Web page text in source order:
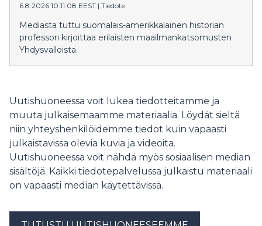
6.8.2026 10:11:08 EEST | Tiedote
Mediasta tuttu suomalais-amerikkalainen historian
professori kirjoittaa erilaisten maailmankatsomusten
Yhdysvalloista.
Uutishuoneessa voit lukea tiedotteitamme ja
muuta julkaisemaamme materiaalia. Löydät sieltä
niin yhteyshenkilöidemme tiedot kuin vapaasti
julkaistavissa olevia kuvia ja videoita.
Uutishuoneessa voit nähdä myös sosiaalisen median
sisältöjä. Kaikki tiedotepalvelussa julkaistu materiaali
on vapaasti median käytettävissä.